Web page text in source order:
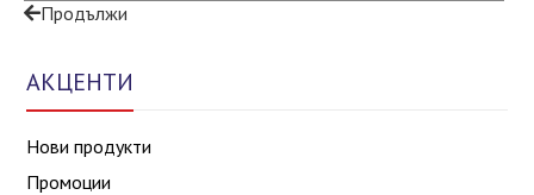
Продължи
АКЦЕНТИ
Нови продукти
Промоции